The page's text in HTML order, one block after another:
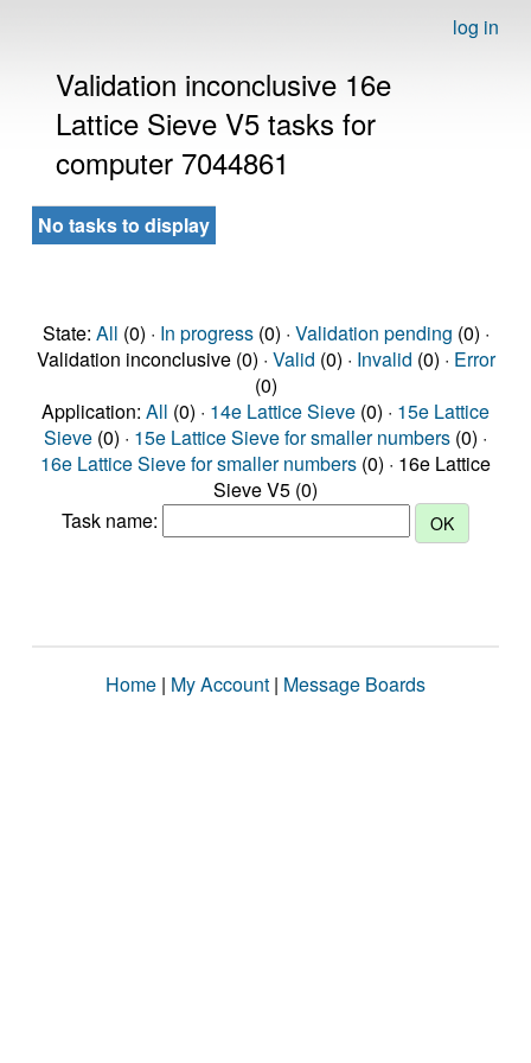
log in
Validation inconclusive 16e
Lattice Sieve V5 tasks for
computer 7044861
No tasks to display
State: All (0) · In progress(0) · Validation pending (0) ·
Validation inconclusive (0) · Valid (0) · Invalid (0) · Error
(0)
Application: All (0) · 14e Lattice Sieve (0) · 15e Lattice
Sieve (0) · 15e Lattice Sieve for smaller numbers (0) ·
16e Lattice Sieve for smaller numbers (0) · 16e Lattice
Sieve V5 (0)
Task name:
Home | My Account | Message Boards